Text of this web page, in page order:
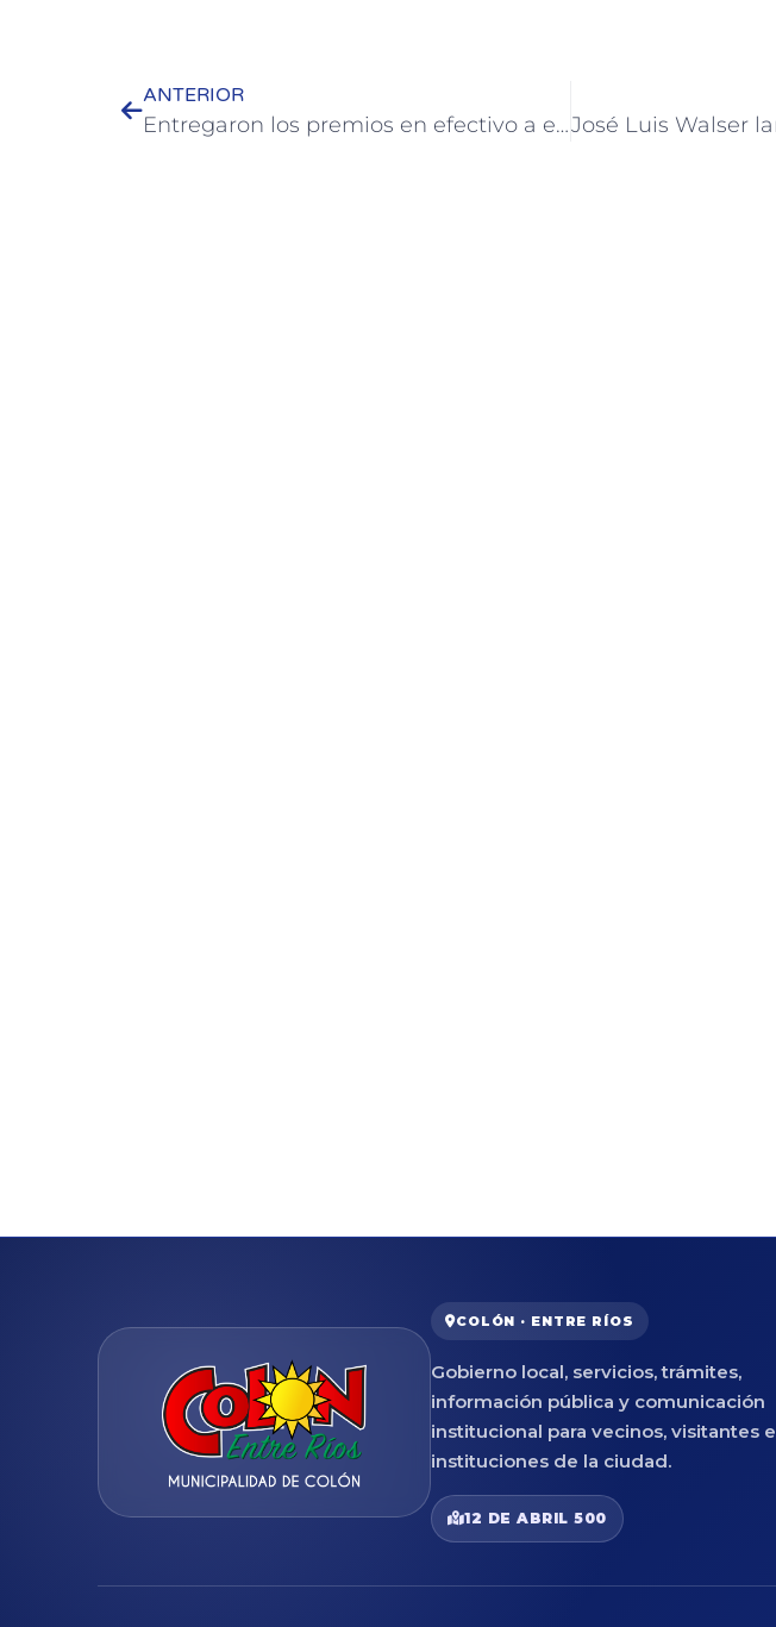
ANTERIOR
Entregaron los premios en efectivo a escuelas que participaron de concurso
COLÓN · ENTRE RÍOS
Gobierno local, servicios, trámites,
información pública y comunicación
institucional para vecinos, visitantes e
instituciones de la ciudad.
12 DE ABRIL 500